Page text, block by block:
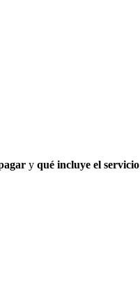
y qué incluye el servicio